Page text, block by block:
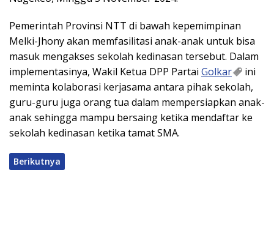
Pemerintah Provinsi NTT di bawah kepemimpinan
Melki-Jhony akan memfasilitasi anak-anak untuk bisa
masuk mengakses sekolah kedinasan tersebut. Dalam
implementasinya, Wakil Ketua DPP Partai Golkar
ini
meminta kolaborasi kerjasama antara pihak sekolah,
guru-guru juga orang tua dalam mempersiapkan anak-
anak sehingga mampu bersaing ketika mendaftar ke
sekolah kedinasan ketika tamat SMA.
Berikutnya